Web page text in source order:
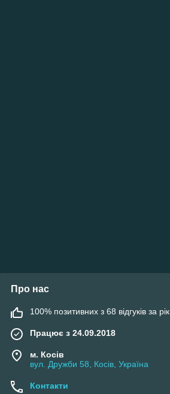
Про нас
100% позитивних з 68 відгуків за рік
Працює з 24.09.2018
м. Косів
вул. Дружби 58, Косів, Україна
Контакти